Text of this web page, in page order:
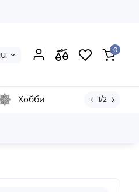
0
Хобби 1/2